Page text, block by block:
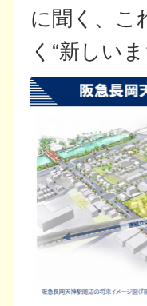
に聞く、こ
く“新しい